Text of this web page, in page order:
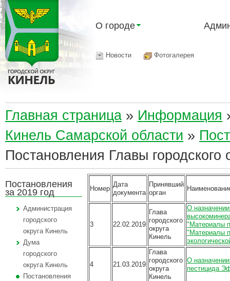
О городе
Новости Фотогалерея
Главная страница » Информация
Кинель Самарской области »
Постановления Главы городского
Постановления
за 2019 год
Администрация
городского
округа Кинель
Дума
городского
округа Кинель
Постановления
Номер
Дата
документа
Принявший
орган
3 22.02.2019
Глава
городского
округа
Кинель
О
"Материалы
"Материалы
4 21.03.2019
Глава
городского
округа
Кинель
О
пестицида